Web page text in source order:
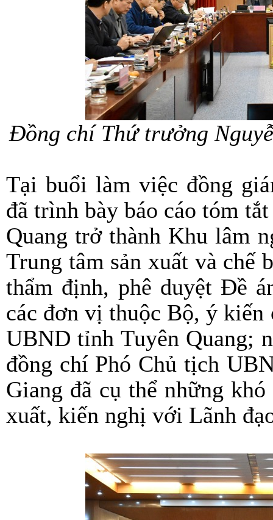
Đồng chí Thứ trưởng
Tại buổi làm việc đồng
đã trình bày báo cáo tóm
Quang trở thành Khu lâm
Trung tâm sản xuất và chế
thẩm định, phê duyệt Đề
các đơn vị thuộc Bộ, ý kiến
UBND tỉnh Tuyên Quang;
đồng chí Phó Chủ tịch
Giang đã cụ thể những
xuất, kiến nghị với Lãnh